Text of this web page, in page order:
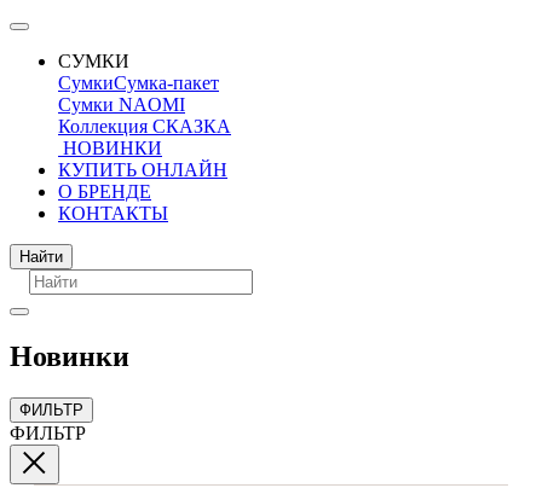
СУМКИ
СумкиСумка-пакет
Сумки NAOMI
Коллекция СКАЗКА
НОВИНКИ
КУПИТЬ ОНЛАЙН
О БРЕНДЕ
КОНТАКТЫ
Поиск
Найти
Новинки
ФИЛЬТР
ФИЛЬТР